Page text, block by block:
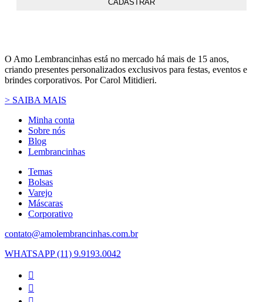
O Amo Lembrancinhas está no mercado há mais de 15 anos,
criando presentes personalizados exclusivos para festas, eventos e
brindes corporativos. Por Carol Mitidieri.
> SAIBA MAIS
Minha conta
Sobre nós
Blog
Lembrancinhas
Temas
Bolsas
Varejo
Máscaras
Corporativo
contato@amolembrancinhas.com.br
WHATSAPP (11) 9.9193.0042